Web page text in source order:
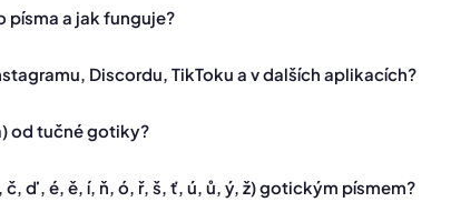
a jak funguje?
Discordu, TikToku a v dalších aplikacích?
od tučné gotiky?
č, ď, é, ě, í, ň, ó, ř, š, ť, ú, ů, ý, ž) gotickým písmem?